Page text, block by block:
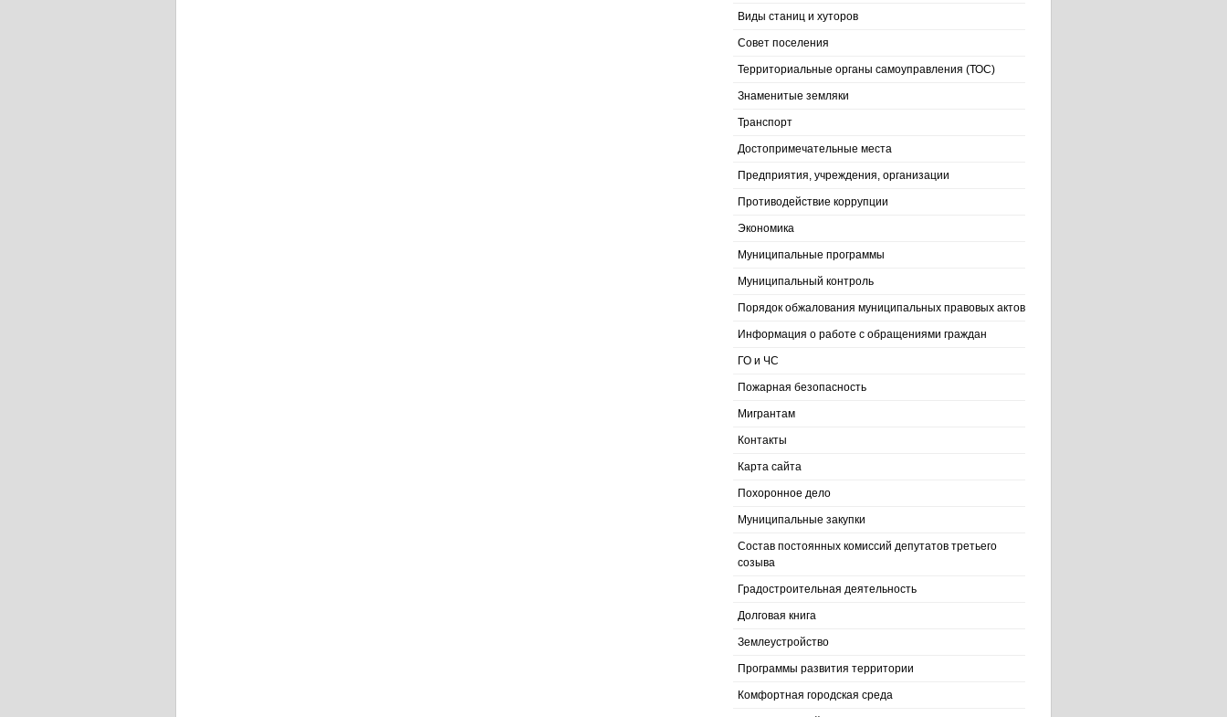
Виды станиц и хуторов
Совет поселения
Территориальные органы самоуправления (ТОС)
Знаменитые земляки
Транспорт
Достопримечательные места
Предприятия, учреждения, организации
Противодействие коррупции
Экономика
Муниципальные программы
Муниципальный контроль
Порядок обжалования муниципальных правовых актов
Информация о работе с обращениями граждан
ГО и ЧС
Пожарная безопасность
Мигрантам
Контакты
Карта сайта
Похоронное дело
Муниципальные закупки
Состав постоянных комиссий депутатов третьего
созыва
Градостроительная деятельность
Долговая книга
Землеустройство
Программы развития территории
Комфортная городская среда